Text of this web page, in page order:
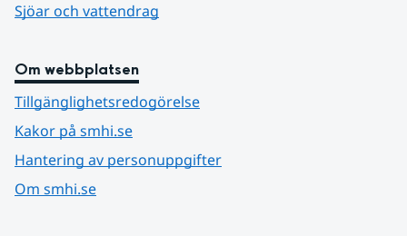
Sjöar och vattendrag
Om webbplatsen
Tillgänglighetsredogörelse
Kakor på smhi.se
Hantering av personuppgifter
Om smhi.se